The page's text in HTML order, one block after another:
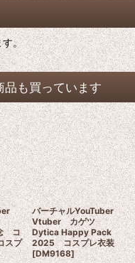
す。
品も買っています
コ
スプ
バーチャルYouTuber
Vtuber カゲツ
Dytica Happy Pack
2025 コスプレ衣装
[DM9168]